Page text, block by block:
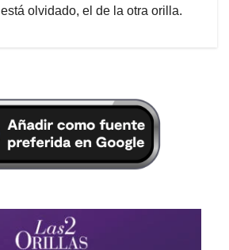
está olvidado, el de la otra orilla.